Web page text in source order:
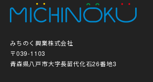
みちのく興業株式会社
〒039-1103
青森県八戸市大字長苗代化石26番地3